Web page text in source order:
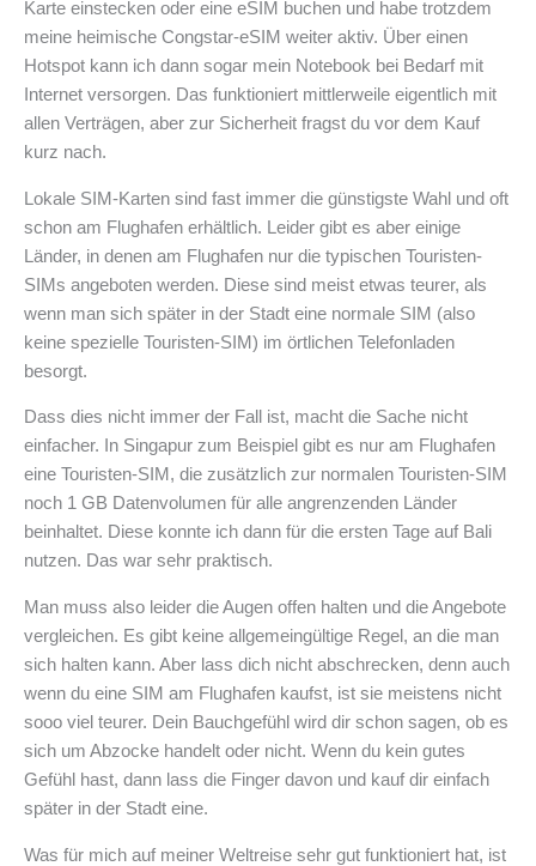
Karte einstecken oder eine eSIM buchen und habe trotzdem
meine heimische Congstar-eSIM weiter aktiv. Über einen
Hotspot kann ich dann sogar mein Notebook bei Bedarf mit
Internet versorgen. Das funktioniert mittlerweile eigentlich mit
allen Verträgen, aber zur Sicherheit fragst du vor dem Kauf
kurz nach.
Lokale SIM-Karten sind fast immer die günstigste Wahl und oft
schon am Flughafen erhältlich. Leider gibt es aber einige
Länder, in denen am Flughafen nur die typischen Touristen-
SIMs angeboten werden. Diese sind meist etwas teurer, als
wenn man sich später in der Stadt eine normale SIM (also
keine spezielle Touristen-SIM) im örtlichen Telefonladen
besorgt.
Dass dies nicht immer der Fall ist, macht die Sache nicht
einfacher. In Singapur zum Beispiel gibt es nur am Flughafen
eine Touristen-SIM, die zusätzlich zur normalen Touristen-SIM
noch 1 GB Datenvolumen für alle angrenzenden Länder
beinhaltet. Diese konnte ich dann für die ersten Tage auf Bali
nutzen. Das war sehr praktisch.
Man muss also leider die Augen offen halten und die Angebote
vergleichen. Es gibt keine allgemeingültige Regel, an die man
sich halten kann. Aber lass dich nicht abschrecken, denn auch
wenn du eine SIM am Flughafen kaufst, ist sie meistens nicht
sooo viel teurer. Dein Bauchgefühl wird dir schon sagen, ob es
sich um Abzocke handelt oder nicht. Wenn du kein gutes
Gefühl hast, dann lass die Finger davon und kauf dir einfach
später in der Stadt eine.
Was für mich auf meiner Weltreise sehr gut funktioniert hat, ist